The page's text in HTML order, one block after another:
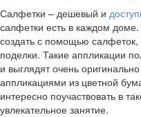
Салфетки – дешевый и
салфетки есть в каждом
создать с помощью
поделки. Такие аппликации
и выглядят очень
аппликациями из цветной
интересно поучаствовать в
увлекательное занятие.